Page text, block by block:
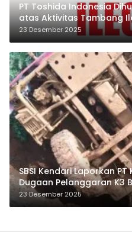
PT Toshida Indonesia
atas Aktivitas Tambang
23 Desember 2025
SBSI Kendari Laporkan
Dugaan Pelanggaran K3
23 Desember 2025